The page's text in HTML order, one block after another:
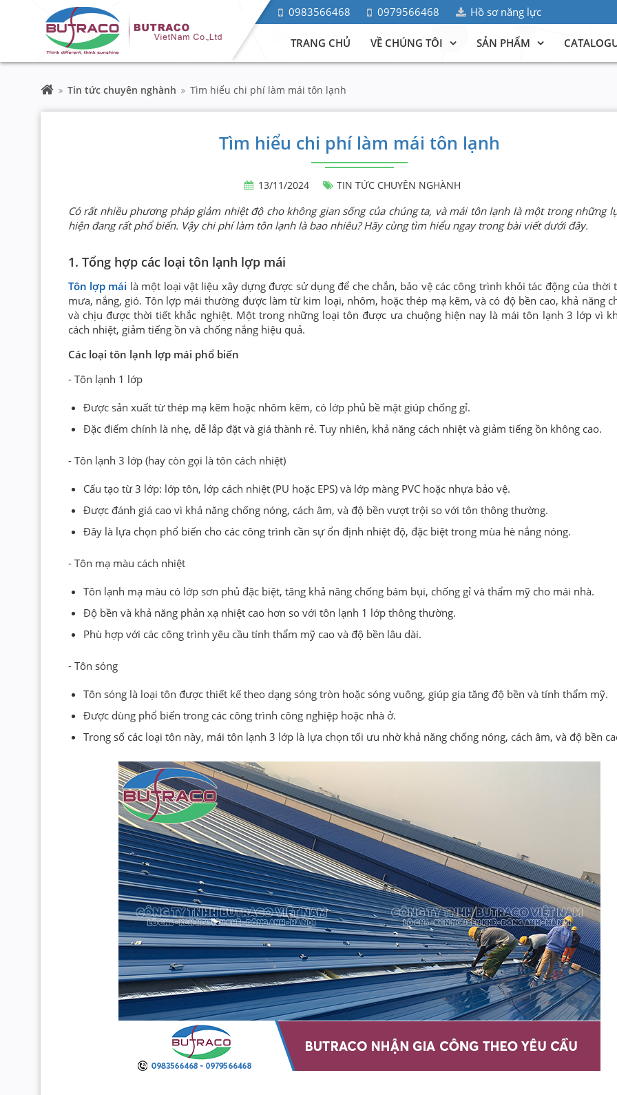
0983566468 0979566468 Hồ sơ năng lực
TRANG CHỦ VỀ CHÚNG TÔI SẢN PHẨM
Tin tức chuyên nghành Tìm hiểu chi phí làm mái tôn lạnh
Tìm hiểu chi phí làm mái tôn lạnh
13/11/2024 TIN TỨC CHUYÊN NGHÀNH
Có rất nhiều phương pháp giảm nhiệt độ cho không gian sống của chúng ta, và mái tôn lạnh là một trong những
hiện đang rất phổ biến. Vậy chi phí làm tôn lạnh là bao nhiêu? Hãy cùng tìm hiểu ngay trong bài viết dưới đây.
1. Tổng hợp các loại tôn lạnh lợp mái
Tôn lợp mái là một loại vật liệu xây dựng được sử dụng để che chắn, bảo vệ các công trình khỏi tác động của thời
mưa, nắng, gió. Tôn lợp mái thường được làm từ kim loại, nhôm, hoặc thép mạ kẽm, và có độ bền cao, khả năng
và chịu được thời tiết khắc nghiệt. Một trong những loại tôn được ưa chuộng hiện nay là mái tôn lạnh 3 lớp vì
cách nhiệt, giảm tiếng ồn và chống nắng hiệu quả.
Các loại tôn lạnh lợp mái phổ biến
- Tôn lạnh 1 lớp
Được sản xuất từ thép mạ kẽm hoặc nhôm kẽm, có lớp phủ bề mặt giúp chống gỉ.
Đặc điểm chính là nhẹ, dễ lắp đặt và giá thành rẻ. Tuy nhiên, khả năng cách nhiệt và giảm tiếng ồn không cao.
- Tôn lạnh 3 lớp (hay còn gọi là tôn cách nhiệt)
Cấu tạo từ 3 lớp: lớp tôn, lớp cách nhiệt (PU hoặc EPS) và lớp màng PVC hoặc nhựa bảo vệ.
Được đánh giá cao vì khả năng chống nóng, cách âm, và độ bền vượt trội so với tôn thông thường.
Đây là lựa chọn phổ biến cho các công trình cần sự ổn định nhiệt độ, đặc biệt trong mùa hè nắng nóng.
- Tôn mạ màu cách nhiệt
Tôn lạnh mạ màu có lớp sơn phủ đặc biệt, tăng khả năng chống bám bụi, chống gỉ và thẩm mỹ cho mái nhà.
Độ bền và khả năng phản xạ nhiệt cao hơn so với tôn lạnh 1 lớp thông thường.
Phù hợp với các công trình yêu cầu tính thẩm mỹ cao và độ bền lâu dài.
- Tôn sóng
Tôn sóng là loại tôn được thiết kế theo dạng sóng tròn hoặc sóng vuông, giúp gia tăng độ bền và tính thẩm mỹ.
Được dùng phổ biến trong các công trình công nghiệp hoặc nhà ở.
Trong số các loại tôn này, mái tôn lạnh 3 lớp là lựa chọn tối ưu nhờ khả năng chống nóng, cách âm, và độ bền